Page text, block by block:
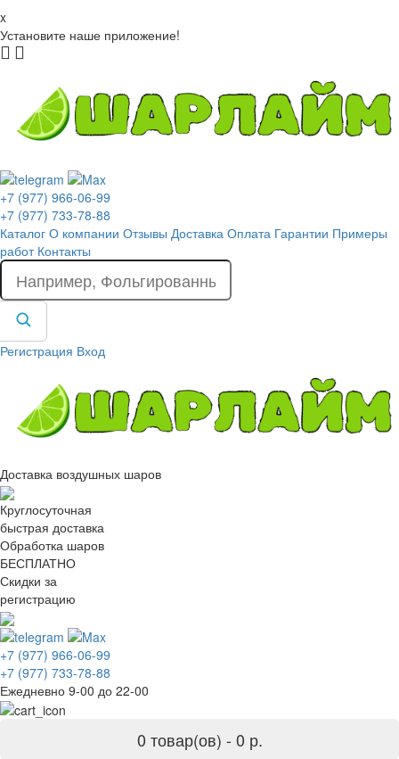
x
Установите наше приложение!
+7 (977) 966-06-99
+7 (977) 733-78-88
Каталог О компании Отзывы Доставка Оплата Гарантии Примеры
работ Контакты
Регистрация Вход
Доставка воздушных шаров
Круглосуточная
быстрая доставка
Обработка шаров
БЕСПЛАТНО
Скидки за
регистрацию
+7 (977) 966-06-99
+7 (977) 733-78-88
Ежедневно 9-00 до 22-00
0 товар(ов) - 0 р.